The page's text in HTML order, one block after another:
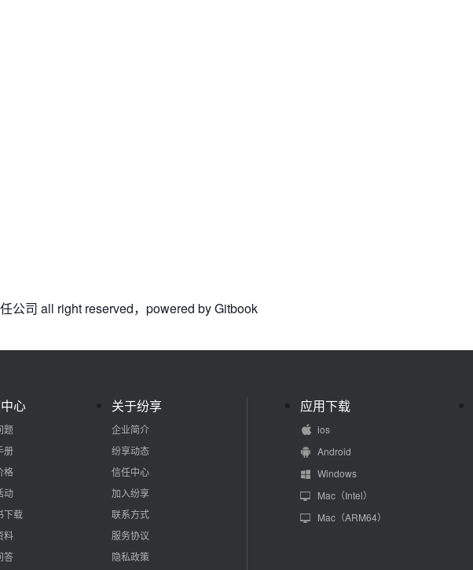
公司 all right reserved，powered by Gitbook
心
题
册
格
动
下载
料
答
关于纷享
企业简介
纷享动态
信任中心
加入纷享
联系方式
服务协议
隐私政策
应用下载
ios
Android
Windows
Mac（Intel）
Mac（ARM64）